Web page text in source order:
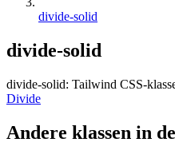
divide-solid
divide-solid
divide-solid: Tailwind CSS-
Divide
Andere klassen in